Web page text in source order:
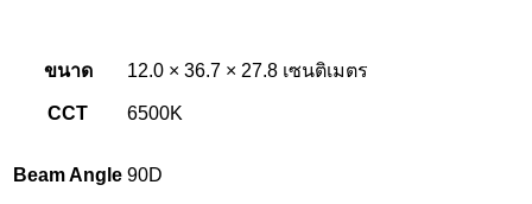
ขนาด 12.0 × 36.7 × 27.8 เซนติเมตร
CCT 6500K
Beam Angle 90D